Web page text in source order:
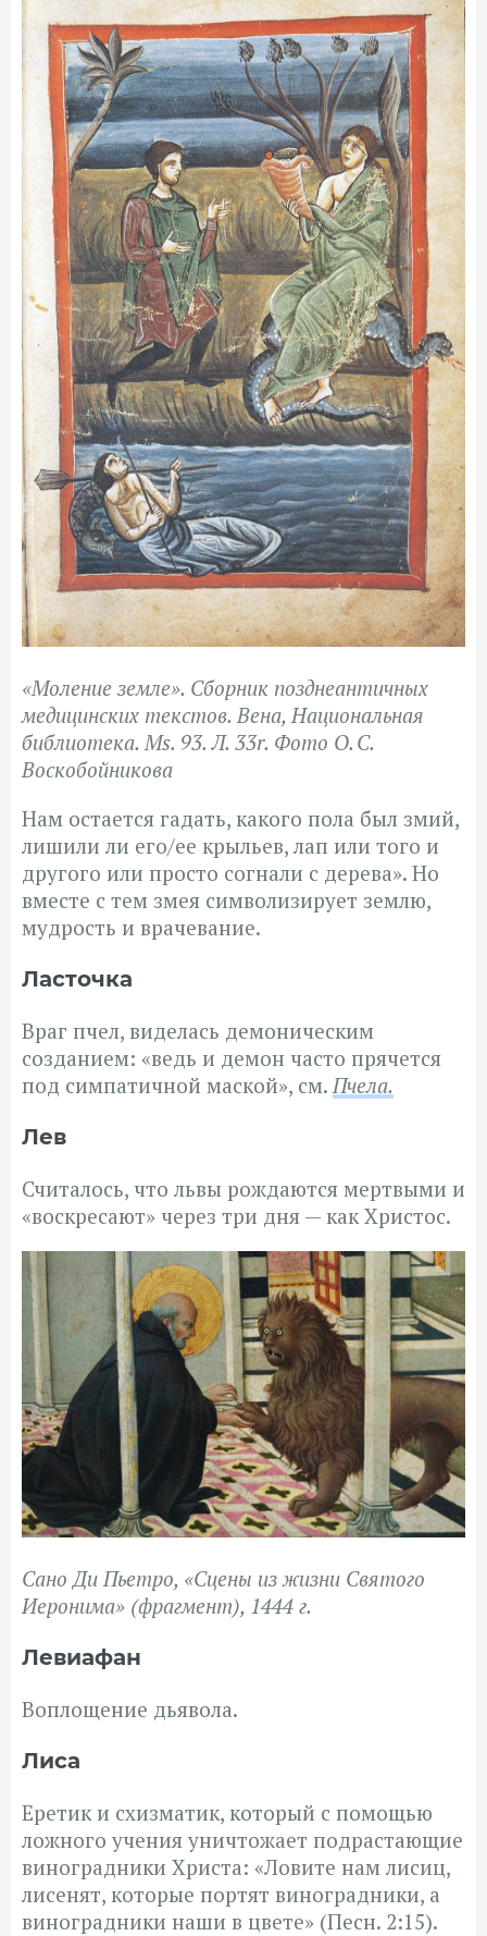
«Моление земле». Сборник позднеантичных
медицинских текстов. Вена, Национальная
библиотека. Ms. 93. Л. 33r. Фото О. С.
Воскобойникова
Нам остается гадать, какого пола был змий,
лишили ли его/ее крыльев, лап или того и
другого или просто согнали с дерева». Но
вместе с тем змея символизирует землю,
мудрость и врачевание.
Ласточка
Враг пчел, виделась демоническим
созданием: «ведь и демон часто прячется
под симпатичной маской», см.Пчела.
Лев
Считалось, что львы рождаются мертвыми и
«воскресают» через три дня — как Христос.
Сано Ди Пьетро, «Сцены из жизни Святого
Иеронима» (фрагмент), 1444 г.
Левиафан
Воплощение дьявола.
Лиса
Еретик и схизматик, который с помощью
ложного учения уничтожает подрастающие
виноградники Христа: «Ловите нам лисиц,
лисенят, которые портят виноградники, а
виноградники наши в цвете» (Песн. 2:15).